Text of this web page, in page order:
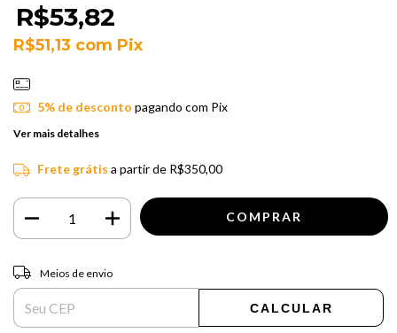
R$53,82
R$51,13 com Pix
5% de desconto pagando com Pix
Ver mais detalhes
Frete grátis a partir de R$350,00
Entregas para o CEP:
Meios de envio
CALCULAR